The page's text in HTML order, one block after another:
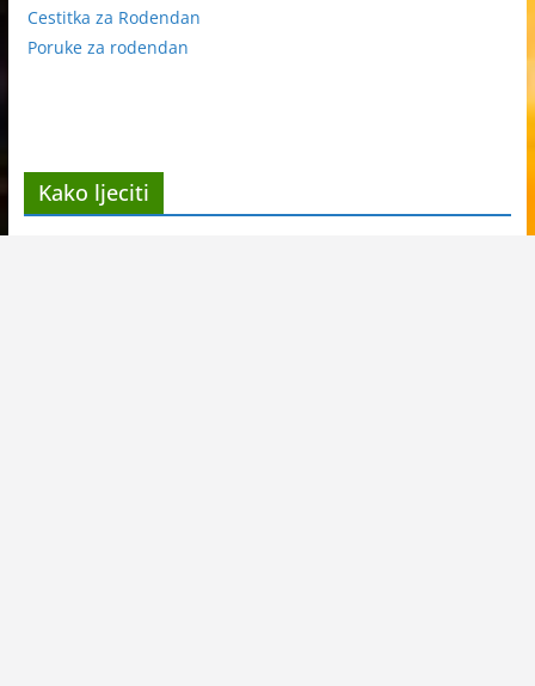
Cestitka za Rodendan
Poruke za rodendan
Kako ljeciti